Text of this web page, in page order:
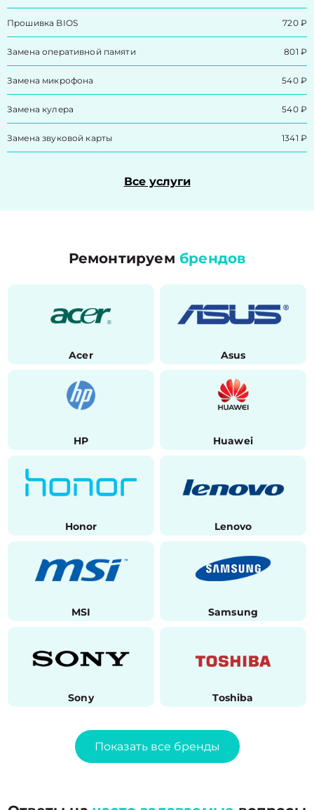
Прошивка BIOS 720 ₽
Замена оперативной памяти 801 ₽
Замена микрофона 540 ₽
Замена кулера 540 ₽
Замена звуковой карты 1341 ₽
Все услуги
Ремонтируем брендов
Acer Asus
HP Huawei
Honor Lenovo
MSI Samsung
Sony Toshiba
Показать все бренды